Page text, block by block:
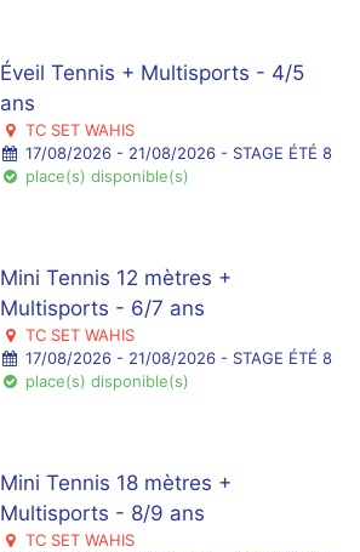
Éveil Tennis + Multisports - 4/5
ans
TC SET WAHIS
17/08/2026 - 21/08/2026 - STAGE ÉTÉ 8
place(s) disponible(s)
Mini Tennis 12 mètres +
Multisports - 6/7 ans
TC SET WAHIS
17/08/2026 - 21/08/2026 - STAGE ÉTÉ 8
place(s) disponible(s)
Mini Tennis 18 mètres +
Multisports - 8/9 ans
TC SET WAHIS